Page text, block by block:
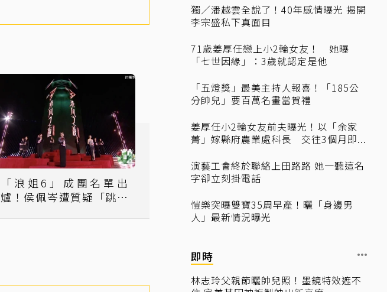
「浪姐6」成團名單出
爐！侯佩岑遭質疑「跳舞
獨／潘越雲全說了！40年感情曝光 揭開
李宗盛私下真面目
71歲姜厚任戀上小2輪女友！ 她曝
「七世因緣」：3歲就認定是他
「五燈獎」最美主持人報喜！「185公
分帥兒」要百萬名畫當賀禮
姜厚任小2輪女友前夫曝光！以「余家
菁」嫁縣府農業處科長 交往3個月即...
演藝工會終於聯絡上田路路 她一聽這名
字卻立刻掛電話
愷樂突曝雙寶35周早產！曬「身邊男
人」最新情況曝光
即時
林志玲父親節曬帥兒照！墨鏡特效遮不